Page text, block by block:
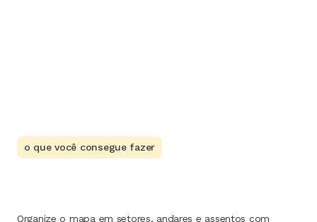
o que você consegue fazer
Organize o mapa em setores, andares e assentos com